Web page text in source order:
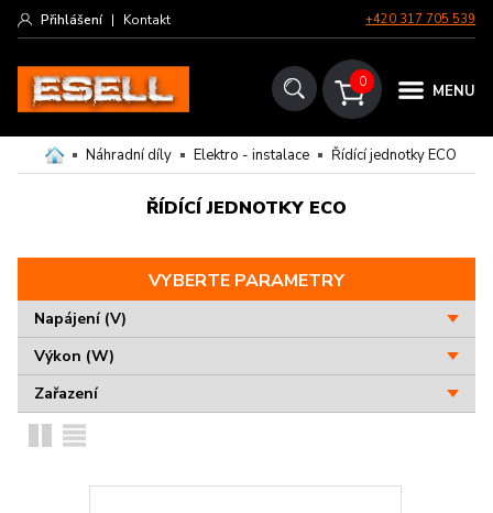
+420 317 705 539
Přihlášení | Kontakt
MENU
0
Náhradní díly Elektro - instalace Řídící jednotky ECO
ŘÍDÍCÍ JEDNOTKY ECO
VYBERTE PARAMETRY
Napájení (V)
Výkon (W)
Zařazení